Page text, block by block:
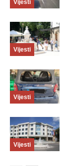
Vijesti
Vijesti
Vijesti
Vijesti